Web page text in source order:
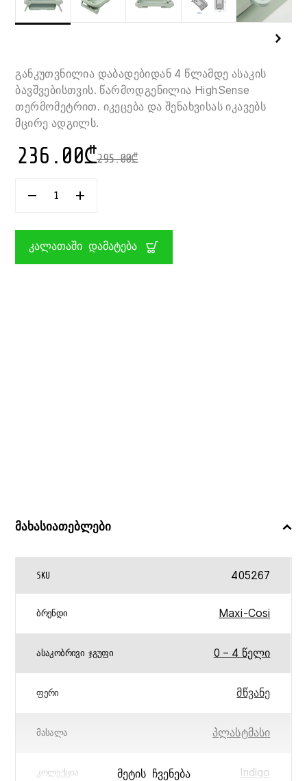
განკუთვნილია დაბადებიდან 4 წლამდე ასაკის
ბავშვებისთვის. წარმოდგენილია HighSense
თერმომეტრით. იკეცება და შენახვისას იკავებს
მცირე ადგილს.
295.00₾
236.00₾
ᲠᲐᲝᲓᲔᲜᲝᲑᲐ:
ᲗᲔᲠᲛᲝᲛᲔᲢᲠᲘᲗ
INDIGO
COSI
ᲙᲐᲚᲐᲗᲐᲨᲘ ᲓᲐᲛᲐᲢᲔᲑᲐ
მახასიათებლები
SKU 405267
ᲑᲠᲔᲜᲓᲘ Maxi-Cosi
ᲐᲡᲐᲙᲝᲑᲠᲘᲕᲘ ᲯᲒᲣᲤᲘ 0 – 4 წელი
ᲤᲔᲠᲘ მწვანე
ᲛᲐᲡᲐᲚᲐ პლასტმასი
ᲙᲝᲚᲔᲥᲪᲘᲐ Indigo
ᲛᲔᲢᲘᲡ ᲩᲕᲔᲜᲔᲑᲐ